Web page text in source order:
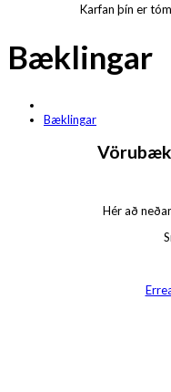
Karfan þín er
Bæklingar
Bæklingar
Hér að